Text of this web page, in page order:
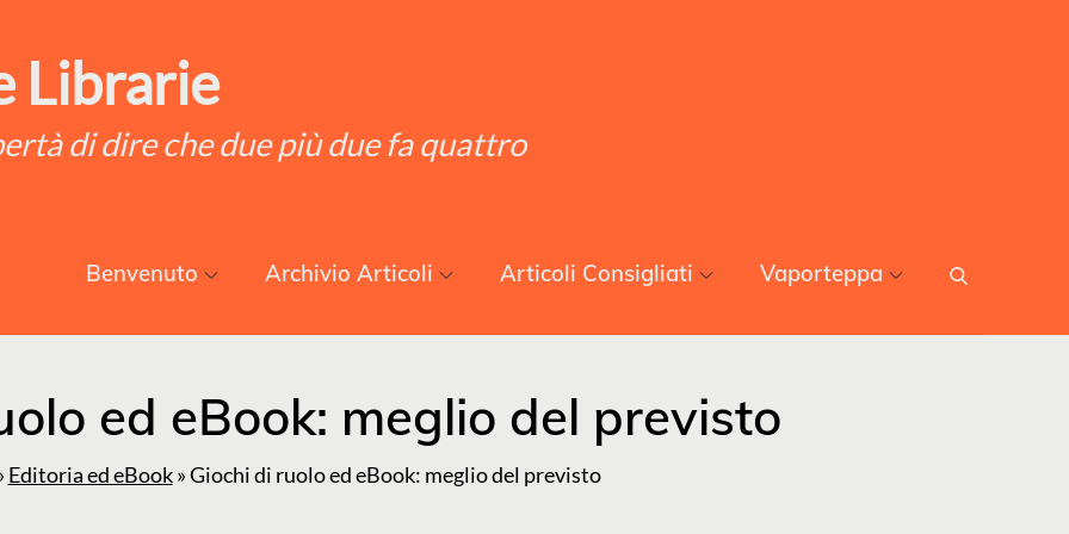
Librarie
di dire che due più due fa quattro
Benvenuto Archivio Articoli Articoli Consigliati Vaporteppa
ed eBook: meglio del previsto
Editoria ed eBook»Giochi di ruolo ed eBook: meglio del previsto